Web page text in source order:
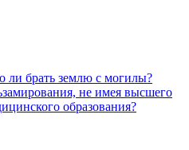
брать землю с могилы?
не имея высшего
образования?